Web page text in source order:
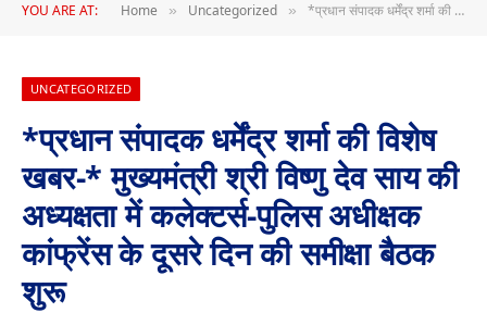
YOU ARE AT: Home » Uncategorized » *प्रधान संपादक धर्मेंद्र शर्मा की विशेष खबर-* मुख्यमंत्री श्री विष्णु देव साय की अध्यक्षता में कलेक्टर्स-पुलिस अधीक्षक कांफ्रेंस के दूसरे दिन की समीक्षा बैठक शुरू
UNCATEGORIZED
*प्रधान संपादक धर्मेंद्र शर्मा की विशेष
खबर-* मुख्यमंत्री श्री विष्णु देव साय की
अध्यक्षता में कलेक्टर्स-पुलिस अधीक्षक
कांफ्रेंस के दूसरे दिन की समीक्षा बैठक
शुरू